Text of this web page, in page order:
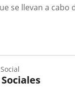
se llevan a